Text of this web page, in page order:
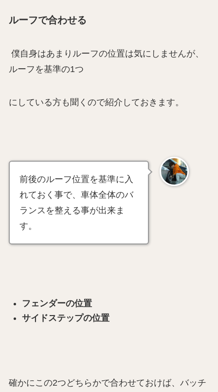
ルーフで合わせる
僕自身はあまりルーフの位置は気にしませんが、
ルーフを基準の1つ
にしている方も聞くので紹介しておきます。
前後のルーフ位置を基準に入
れておく事で、車体全体のバ
ランスを整える事が出来ま
す。
フェンダーの位置
サイドステップの位置
確かにこの2つどちらかで合わせておけば、バッチ